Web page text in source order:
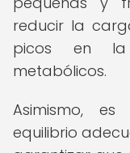
reducir la
picos en la
metabólicos.
Asimismo,
equilibrio